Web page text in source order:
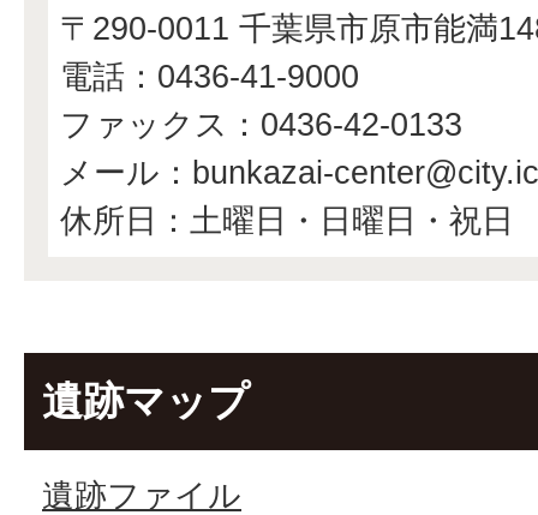
〒290-0011 千葉県市原市能満
電話：0436-41-9000
ファックス：0436-42-0133
メール：bunkazai-
休所日：土曜日・日曜日・祝日
遺跡マップ
遺跡ファイル